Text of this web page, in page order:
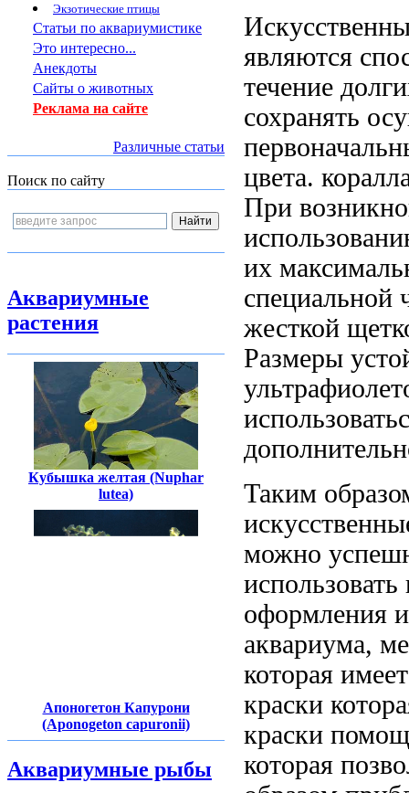
Экзотические птицы
Статьи по аквариумистике
Это интересно...
Анекдоты
Сайты о животных
Реклама на сайте
Различные статьи
Поиск по сайту
Аквариумные
растения
Кубышка желтая (Nuphar
lutea)
Апоногетон Капурони
(Aponogeton capuronii)
Аквариумные рыбы
являются
течение
сохранять
цвета.
При
их
специальной
жесткой
Размеры
Таким
можно
оформления
аквариума,
которая
краски
краски
которая